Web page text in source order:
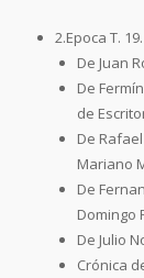
2.Epoca T.
De Juan
De
de
De
Mariano
De
Domingo
De Julio
Crónica